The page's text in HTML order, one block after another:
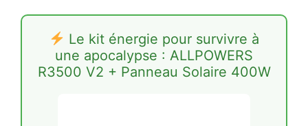
Le kit énergie pour survivre à
une apocalypse : ALLPOWERS
R3500 V2 + Panneau Solaire 400W